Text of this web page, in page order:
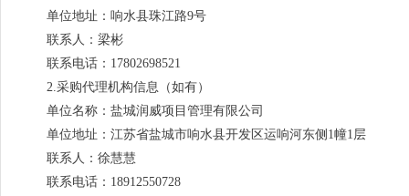
单位地址：响水县珠江路9号
联系人：梁彬
联系电话：17802698521
2.采购代理机构信息（如有）
单位名称：盐城润威项目管理有限公司
单位地址：江苏省盐城市响水县开发区运响河东侧1幢1层
联系人：徐慧慧
联系电话：18912550728